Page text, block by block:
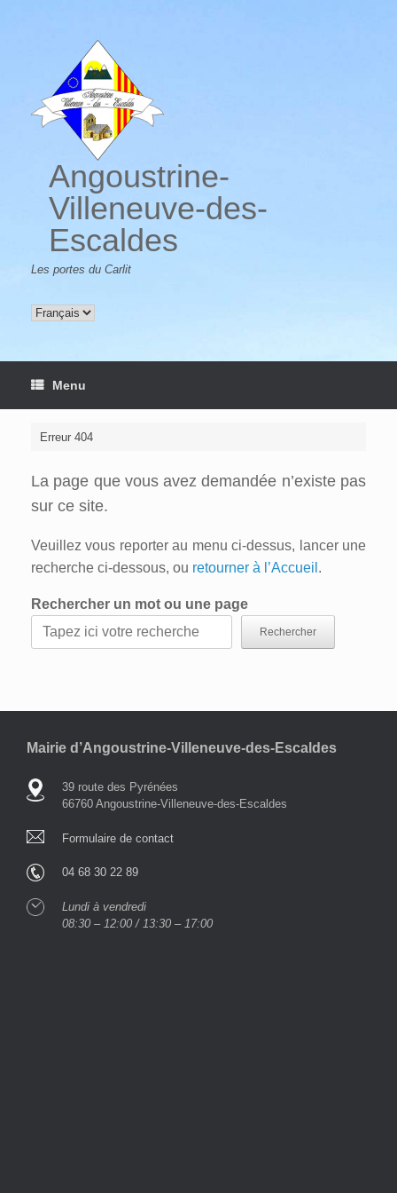
Angoustrine-
Villeneuve-des-
Escaldes
Les portes du Carlit
Choisir
Menu
Erreur 404
La page que vous avez demandée n’existe pas
sur ce site.
Veuillez vous reporter au menu ci-dessus, lancer une
recherche ci-dessous, ou retourner à l’Accueil .
Rechercher un mot ou une page
Rechercher
Mairie d’Angoustrine-Villeneuve-des-Escaldes
39 route des Pyrénées
66760 Angoustrine-Villeneuve-des-Escaldes
Formulaire de contact
04 68 30 22 89
Lundi à vendredi
08:30 – 12:00 / 13:30 – 17:00